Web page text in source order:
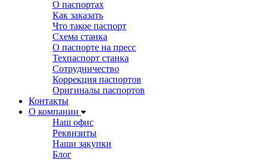
О паспортах
Как заказать
Что такое паспорт
Схема станка
О паспорте на пресс
Техпаспорт станка
Сотрудничество
Коррекция паспортов
Оригиналы паспортов
Контакты
О компании
Наш офис
Реквизиты
Наши закупки
Блог